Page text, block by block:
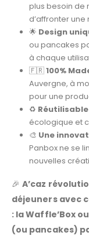
plus besoin de
d’affronter
🌟 Design
ou pancakes
à chaque
🇫🇷100%
Auvergne, à
pour une
♻️
écologique et
🎨 Une
Panbox ne se
nouvelles
🎉A’caz
déjeuners avec
: la Waffle’Box
(ou pancakes)